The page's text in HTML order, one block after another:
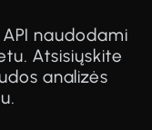
naudodami
Atsisiųskite
analizės